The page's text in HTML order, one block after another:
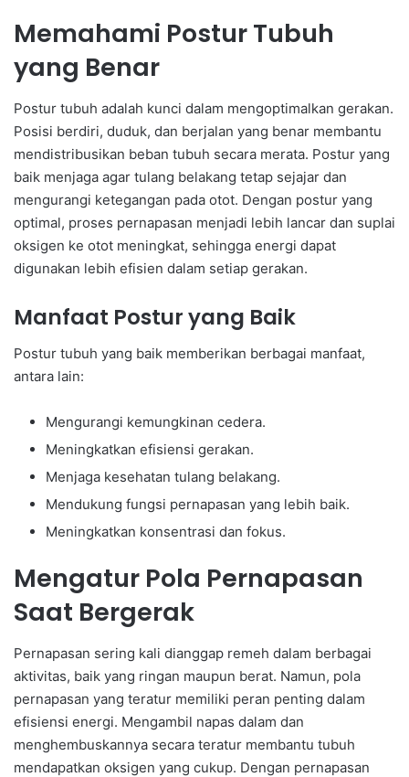
Memahami Postur Tubuh
yang Benar
Postur tubuh adalah kunci dalam mengoptimalkan gerakan.
Posisi berdiri, duduk, dan berjalan yang benar membantu
mendistribusikan beban tubuh secara merata. Postur yang
baik menjaga agar tulang belakang tetap sejajar dan
mengurangi ketegangan pada otot. Dengan postur yang
optimal, proses pernapasan menjadi lebih lancar dan suplai
oksigen ke otot meningkat, sehingga energi dapat
digunakan lebih efisien dalam setiap gerakan.
Manfaat Postur yang Baik
Postur tubuh yang baik memberikan berbagai manfaat,
antara lain:
Mengurangi kemungkinan cedera.
Meningkatkan efisiensi gerakan.
Menjaga kesehatan tulang belakang.
Mendukung fungsi pernapasan yang lebih baik.
Meningkatkan konsentrasi dan fokus.
Mengatur Pola Pernapasan
Saat Bergerak
Pernapasan sering kali dianggap remeh dalam berbagai
aktivitas, baik yang ringan maupun berat. Namun, pola
pernapasan yang teratur memiliki peran penting dalam
efisiensi energi. Mengambil napas dalam dan
menghembuskannya secara teratur membantu tubuh
mendapatkan oksigen yang cukup. Dengan pernapasan